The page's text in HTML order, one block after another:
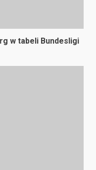
w tabeli Bundesligi